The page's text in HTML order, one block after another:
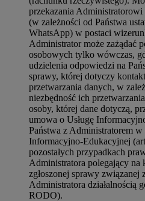
przekazania
(w zależności od Państwa
WhatsApp) w postaci
Administrator może zażądać
osobowych tylko wówczas,
udzielenia odpowiedzi na
sprawy, której dotyczy
przetwarzania danych, w
niezbędność ich
osoby, której dane dotyczą,
umowa o Usługę
Państwa z Administratorem
Informacyjno-Edukacyjnej
pozostałych przypadkach
Administratora polegający na
zgłoszonej sprawy związanej
Administratora działalnością
RODO).